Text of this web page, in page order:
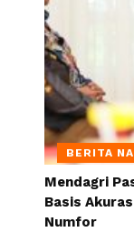
BERITA
Mendagri
Basis
Numfor